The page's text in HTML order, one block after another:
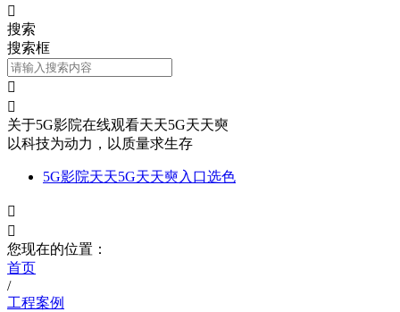

搜索
搜索框


关于5G影院在线观看天天5G天天奭
以科技为动力，以质量求生存
5G影院天天5G天天奭入口选色


您现在的位置：
首页
/
工程案例